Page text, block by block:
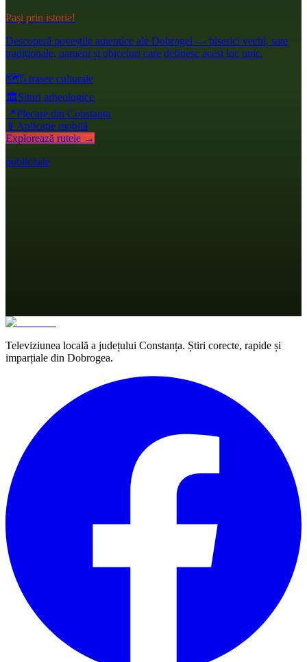
Pași prin istorie!
Descoperă poveștile autentice ale Dobrogei — biserici vechi, sate
tradiționale, oameni și obiceiuri care definesc acest loc unic.
🗺️5 trasee culturale
🏛️Situri arheologice
📍Plecare din Constanța
📱 Aplicație mobilă
Explorează rutele →
publicitate
Televiziunea locală a județului Constanța. Știri corecte, rapide și
imparțiale din Dobrogea.